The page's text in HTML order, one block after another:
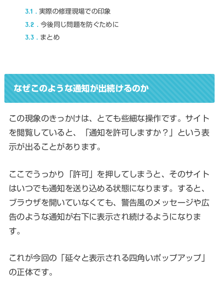
3.1 実際の修理現場での印象
3.2 今後同じ問題を防ぐために
3.3 まとめ
なぜこのような通知が出続けるのか
この現象のきっかけは、とても些細な操作です。サイト
を閲覧していると、「通知を許可しますか？」という表
示が出ることがあります。
ここでうっかり「許可」を押してしまうと、そのサイト
はいつでも通知を送り込める状態になります。すると、
ブラウザを開いていなくても、警告風のメッセージや広
告のような通知が右下に表示され続けるようになりま
す。
これが今回の「延々と表示される四角いポップアップ」
の正体です。